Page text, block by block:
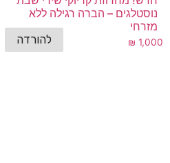
להורדה
נוסטלגים – הברה רגילה ללא
מזרחי
₪ 1,000